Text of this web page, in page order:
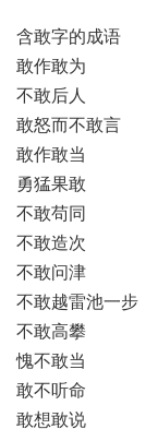
含敢字的成语
敢作敢为
不敢后人
敢怒而不敢言
敢作敢当
勇猛果敢
不敢苟同
不敢造次
不敢问津
不敢越雷池一步
不敢高攀
愧不敢当
敢不听命
敢想敢说